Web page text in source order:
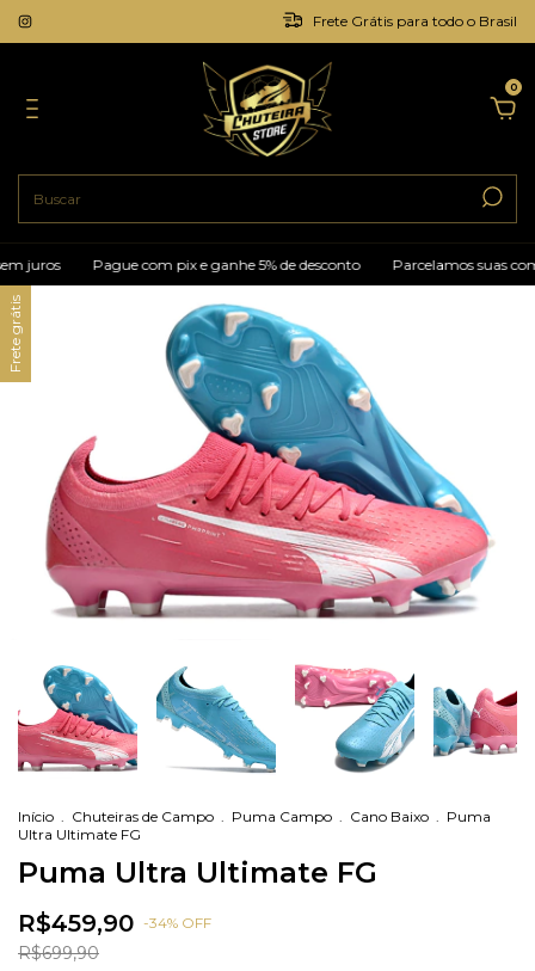
Frete Grátis para todo o Brasil
0
Pague com pix e ganhe 5% de desconto Parcelamos suas compras
Frete grátis
Início . Chuteiras de Campo . Puma Campo . Cano Baixo . Puma
Ultra Ultimate FG
Puma Ultra Ultimate FG
R$459,90 -34% OFF
R$699,90